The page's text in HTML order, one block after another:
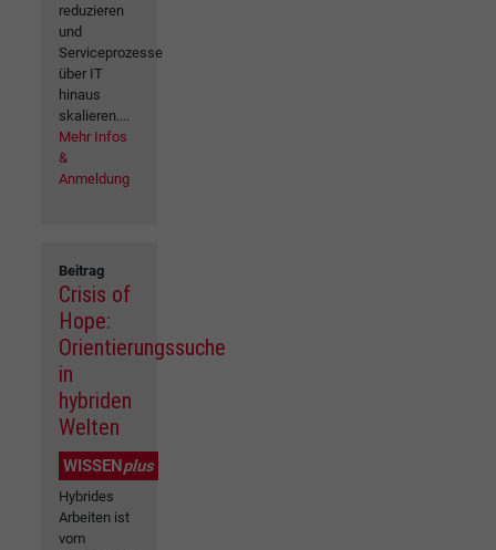
reduzieren
und
Serviceprozesse
über IT
hinaus
skalieren....
Mehr Infos
&
Anmeldung
Beitrag
Crisis of
Hope:
Orientierungssuche
in
hybriden
Welten
WISSEN plus
Hybrides
Arbeiten ist
vom